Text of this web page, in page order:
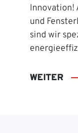
Innovation!
und
sind wir
WEITER